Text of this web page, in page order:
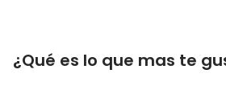
¿Qué es lo que mas te